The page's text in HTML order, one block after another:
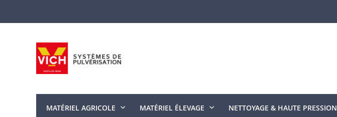
contenu
MATÉRIEL AGRICOLE MATÉRIEL ÉLEVAGE NETTOYAGE & HAUTE PRESSION